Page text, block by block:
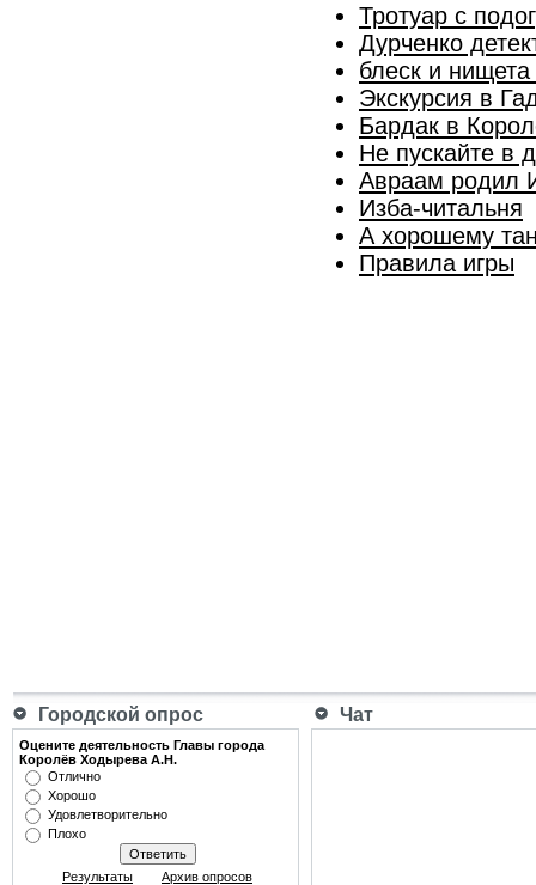
Тротуар с
Дурченко
блеск и
Экскурсия в
Бардак в
Не пускайте в
Авраам родил
Изба-читальня
А хорошему
Правила игры
Городской опрос Чат
Оцените деятельность Главы города
Королёв Ходырева А.Н.
Отлично
Хорошо
Удовлетворительно
Плохо
Результаты Архив опросов